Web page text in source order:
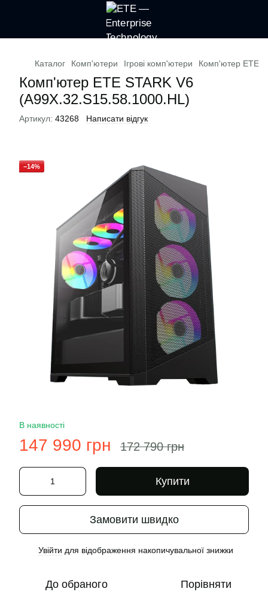
Каталог Комп'ютери Ігрові комп'ютери Комп'ютер ЕТЕ
Комп'ютер ЕТЕ STARK V6
(A99X.32.S15.58.1000.HL)
Артикул: 43268 Написати відгук
−14%
В наявності
147 990 грн 172 790 грн
Купити
Замовити швидко
Увійти для відображення накопичувальної знижки
До обраного Порівняти